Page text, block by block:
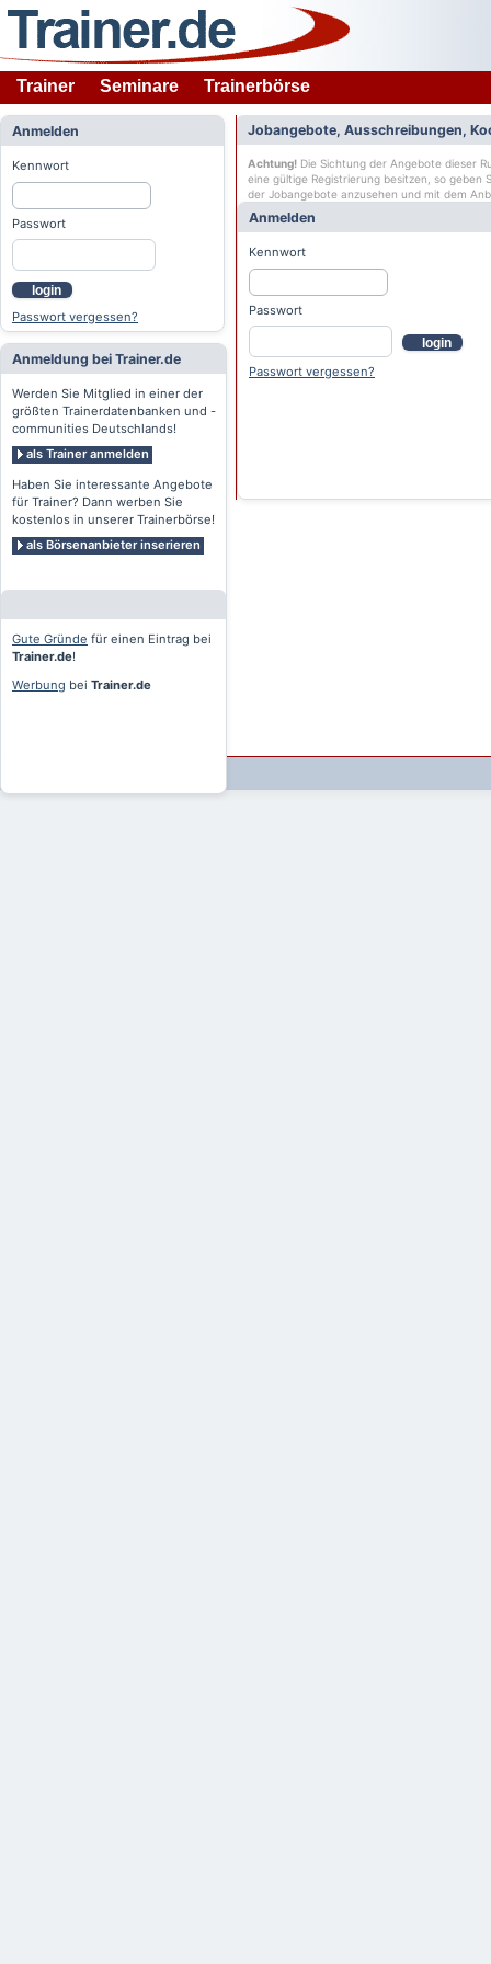
Trainer Seminare Trainerbörse
Anmelden
Kennwort
Passwort
login
Passwort vergessen?
Anmeldung bei Trainer.de
Werden Sie Mitglied in einer der
größten Trainerdatenbanken und -
communities Deutschlands!
als Trainer anmelden
Haben Sie interessante Angebote
für Trainer? Dann werben Sie
kostenlos in unserer Trainerbörse!
als Börsenanbieter inserieren
Gute Gründe für einen Eintrag bei
Trainer.de!
Werbung bei Trainer.de
Jobangebote, Ausschreibungen,
Achtung! Die Sichtung der Angebote dieser
eine gültige Registrierung besitzen, so geben
der Jobangebote anzusehen und mit dem
Anmelden
Kennwort
Passwort
login
Passwort vergessen?